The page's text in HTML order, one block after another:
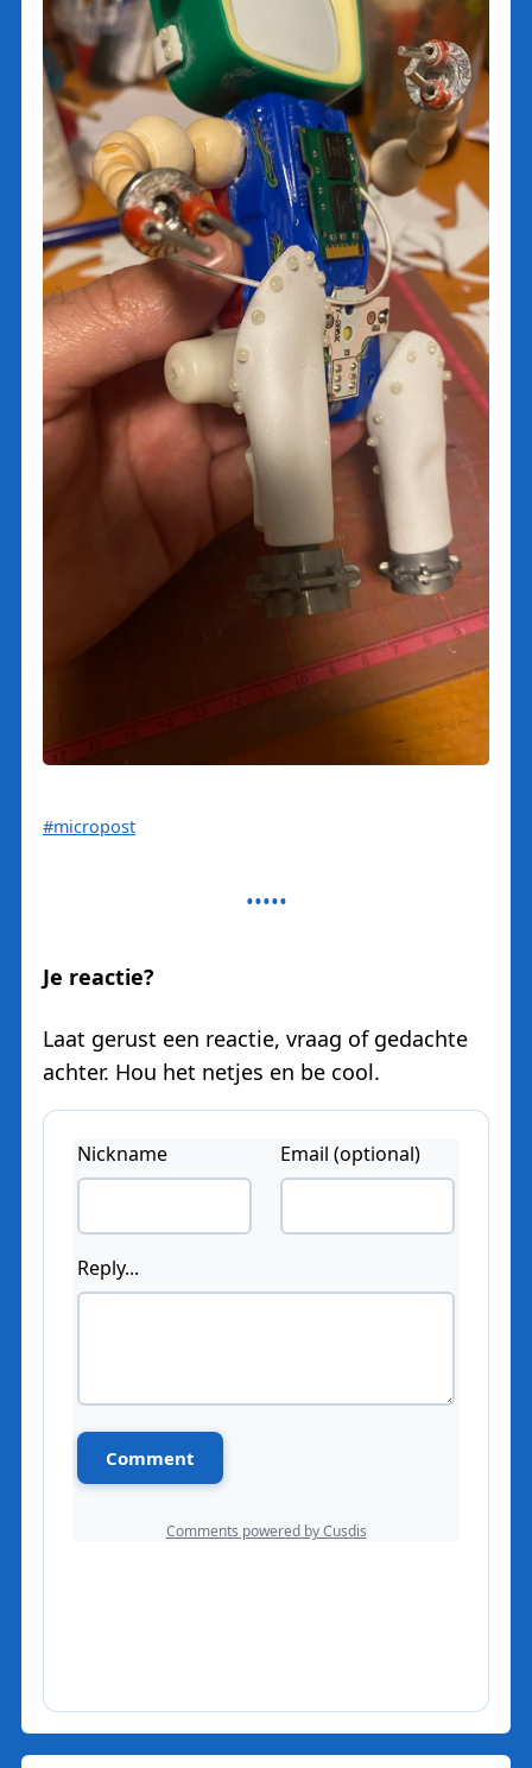
#micropost
Je reactie?
Laat gerust een reactie, vraag of gedachte
achter. Hou het netjes en be cool.